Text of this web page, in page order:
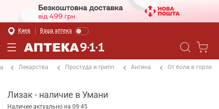
Киев Ваша аптека
Лекарства Простуда и грипп Ангина От боли в горле
Лизак - наличие в Умани
Наличие актуально на 09:45